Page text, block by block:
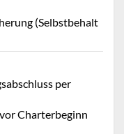
(Selbstbehalt
per
Charterbeginn